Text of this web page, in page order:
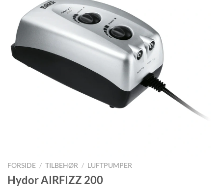
FORSIDE / TILBEHØR / LUFTPUMPER
Hydor AIRFIZZ 200